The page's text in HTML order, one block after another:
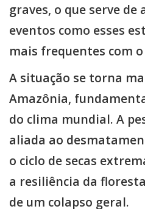
graves, o que serve de
eventos como esses
mais frequentes com
A situação se torna
Amazônia,
do clima mundial. A
aliada ao
o ciclo de secas
a resiliência da
de um colapso geral.